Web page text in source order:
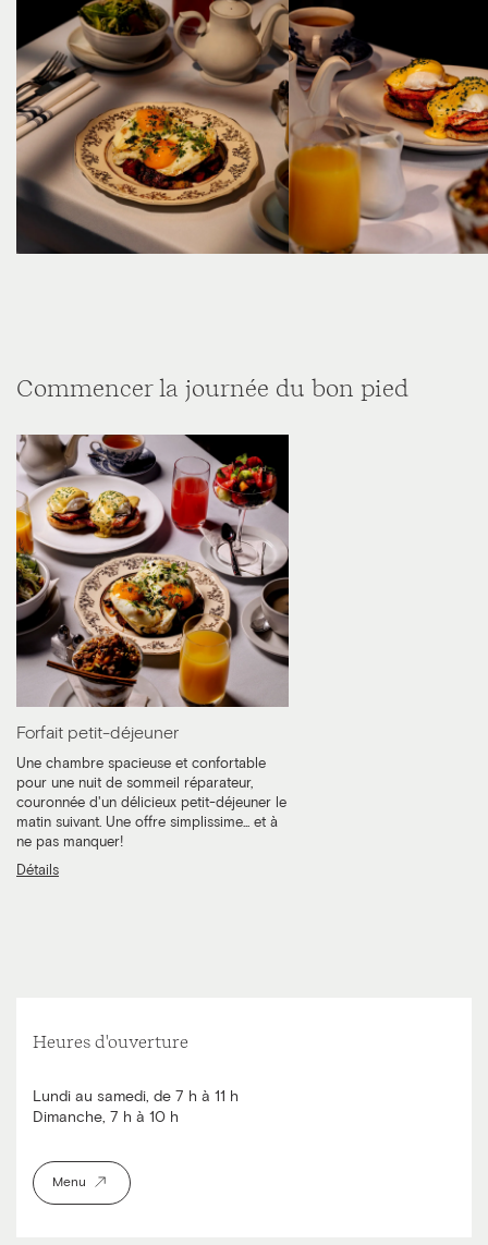
Commencer la journée du bon pied
Forfait petit-déjeuner
Une chambre spacieuse et confortable
pour une nuit de sommeil réparateur,
couronnée d'un délicieux petit-déjeuner le
matin suivant. Une offre simplissime... et à
ne pas manquer!
Détails
Heures d'ouverture
Lundi au samedi, de 7 h à 11 h
Dimanche, 7 h à 10 h
Menu